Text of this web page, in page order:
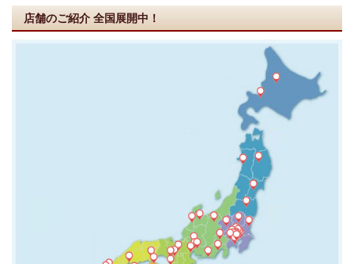
店舗のご紹介 全国展開中！